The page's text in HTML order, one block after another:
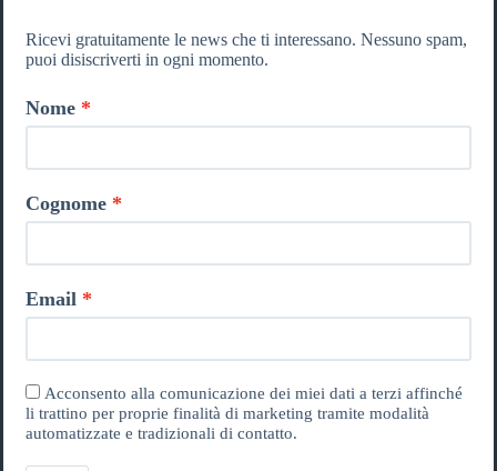
Ricevi gratuitamente le news che ti interessano. Nessuno spam,
puoi disiscriverti in ogni momento.
Nome
Cognome
Email
Acconsento alla comunicazione dei miei dati a terzi affinché
li trattino per proprie finalità di marketing tramite modalità
automatizzate e tradizionali di contatto.